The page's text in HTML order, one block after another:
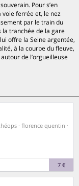
Pour s’en
ferrée et, le nez
par le train du
la tranchée de la gare
offre la Seine argentée,
à la courbe du fleuve,
de l’orgueilleuse
· florence quentin ·
7 €